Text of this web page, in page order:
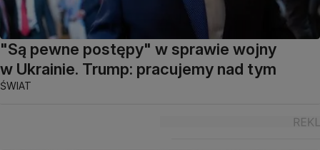
"Są pewne postępy" w sprawie wojny
w Ukrainie. Trump: pracujemy nad tym
ŚWIAT